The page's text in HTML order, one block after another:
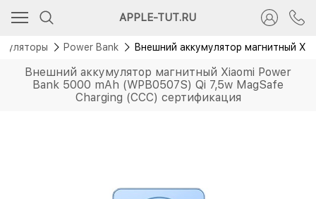
APPLE-TUT.RU
Power Bank Внешний аккумулятор магнитный
Внешний аккумулятор магнитный Xiaomi Power
Bank 5000 mAh (WPB0507S) Qi 7,5w MagSafe
Charging (ССС) сертификация
Новинка